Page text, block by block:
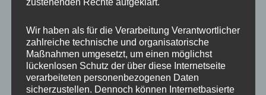
Ursprünglicher
war:
450,00 €
Aktueller
ist:
360,00 €.
Wir haben als für die Verarbeitung Verantwortlicher
zahlreiche technische und organisatorische
Maßnahmen umgesetzt, um einen möglichst
lückenlosen Schutz der über diese Internetseite
verarbeiteten personenbezogenen Daten
sicherzustellen. Dennoch können Internetbasierte